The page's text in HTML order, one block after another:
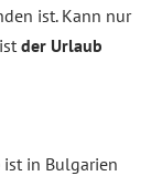
ist. Kann nur
der Urlaub
ist in Bulgarien